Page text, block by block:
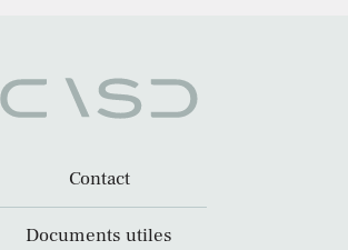
Contact
Documents utiles